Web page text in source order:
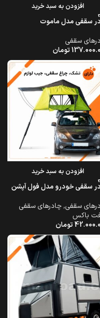
افزودن به سبد خرید
سقفی مدل ماموت
سقفی
تومان
افزودن به سبد خرید
سقفی خودرو مدل فول آپشن
سقفی,چادرهای سقفی
باکس
تومان